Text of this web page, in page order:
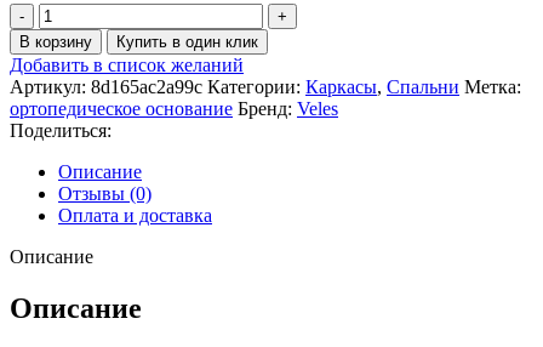
Количество
товара
Ортопедическое
основание
Veles
В корзину Купить в один клик
Добавить в список желаний
Артикул: 8d165ac2a99c Категории: Каркасы, Спальни Метка:
ортопедическое основание Бренд: Veles
Поделиться:
Описание
Отзывы (0)
Оплата и доставка
Описание
Описание